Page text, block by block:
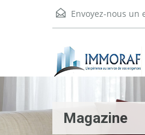
Envoyez-nous un
Magazine